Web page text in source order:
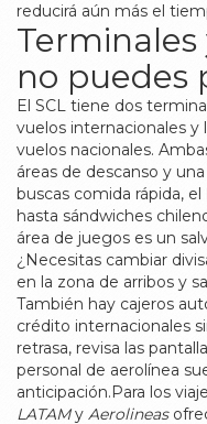
reducirá aún más el
Terminales
no puedes
El SCL tiene dos
vuelos internacionales y
vuelos nacionales.
áreas de descanso y
buscas comida rápida, el
hasta sándwiches
área de juegos es un
¿Necesitas cambiar
en la zona de arribos y
También hay cajeros
crédito internacionales
retrasa, revisa las
personal de aerolínea
anticipación.Para los
LATAMy Aerolineas